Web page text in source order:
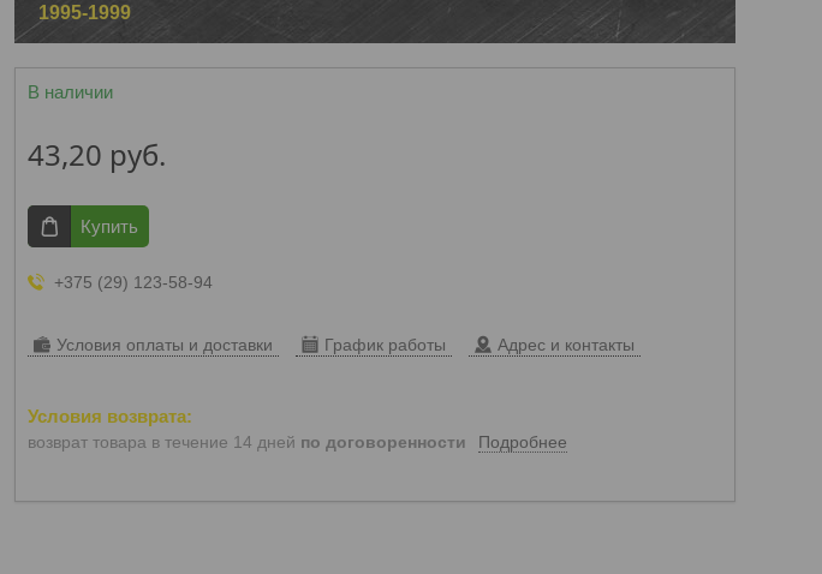
1995-1999
В наличии
43,20 руб.
Купить
+375 (29) 123-58-94
Условия оплаты и доставки График работы Адрес и контакты
возврат товара в течение 14 дней по договоренности Подробнее